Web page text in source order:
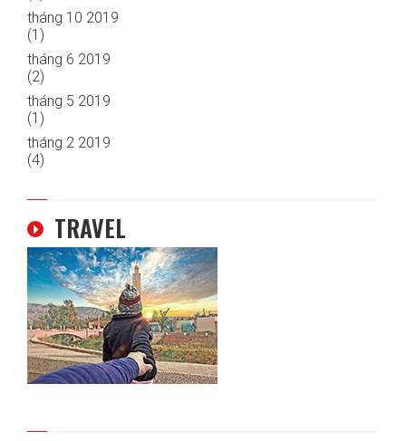
tháng 10 2019
(1)
tháng 6 2019
(2)
tháng 5 2019
(1)
tháng 2 2019
(4)
TRAVEL